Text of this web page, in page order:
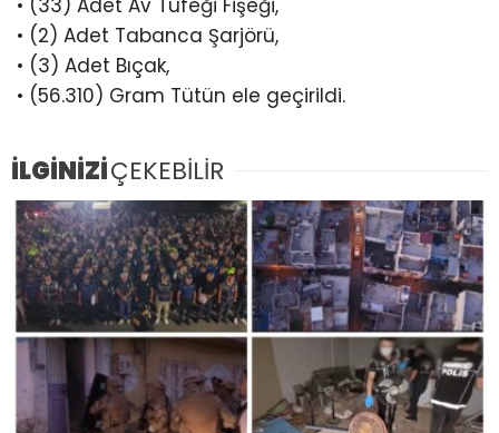
• (33) Adet Av Tüfeği Fişeği,
• (2) Adet Tabanca Şarjörü,
• (3) Adet Bıçak,
• (56.310) Gram Tütün ele geçirildi.
İLGİNİZİÇEKEBİLİR